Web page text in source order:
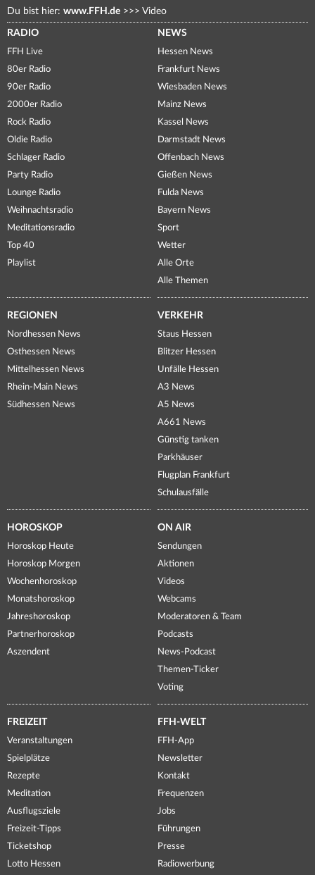
Du bist hier: www.FFH.de >>> Video
RADIO
FFH Live
80er Radio
90er Radio
2000er Radio
Rock Radio
Oldie Radio
Schlager Radio
Party Radio
Lounge Radio
Weihnachtsradio
Meditationsradio
Top 40
Playlist
NEWS
Hessen News
Frankfurt News
Wiesbaden News
Mainz News
Kassel News
Darmstadt News
Offenbach News
Gießen News
Fulda News
Bayern News
Sport
Wetter
Alle Orte
Alle Themen
REGIONEN
Nordhessen News
Osthessen News
Mittelhessen News
Rhein-Main News
Südhessen News
VERKEHR
Staus Hessen
Blitzer Hessen
Unfälle Hessen
A3 News
A5 News
A661 News
Günstig tanken
Parkhäuser
Flugplan Frankfurt
Schulausfälle
HOROSKOP
Horoskop Heute
Horoskop Morgen
Wochenhoroskop
Monatshoroskop
Jahreshoroskop
Partnerhoroskop
Aszendent
ON AIR
Sendungen
Aktionen
Videos
Webcams
Moderatoren & Team
Podcasts
News-Podcast
Themen-Ticker
Voting
FREIZEIT
Veranstaltungen
Spielplätze
Rezepte
Meditation
Ausflugsziele
Freizeit-Tipps
Ticketshop
Lotto Hessen
FFH-WELT
FFH-App
Newsletter
Kontakt
Frequenzen
Jobs
Führungen
Presse
Radiowerbung